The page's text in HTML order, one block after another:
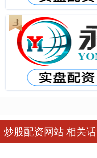
炒股配资网站 相关